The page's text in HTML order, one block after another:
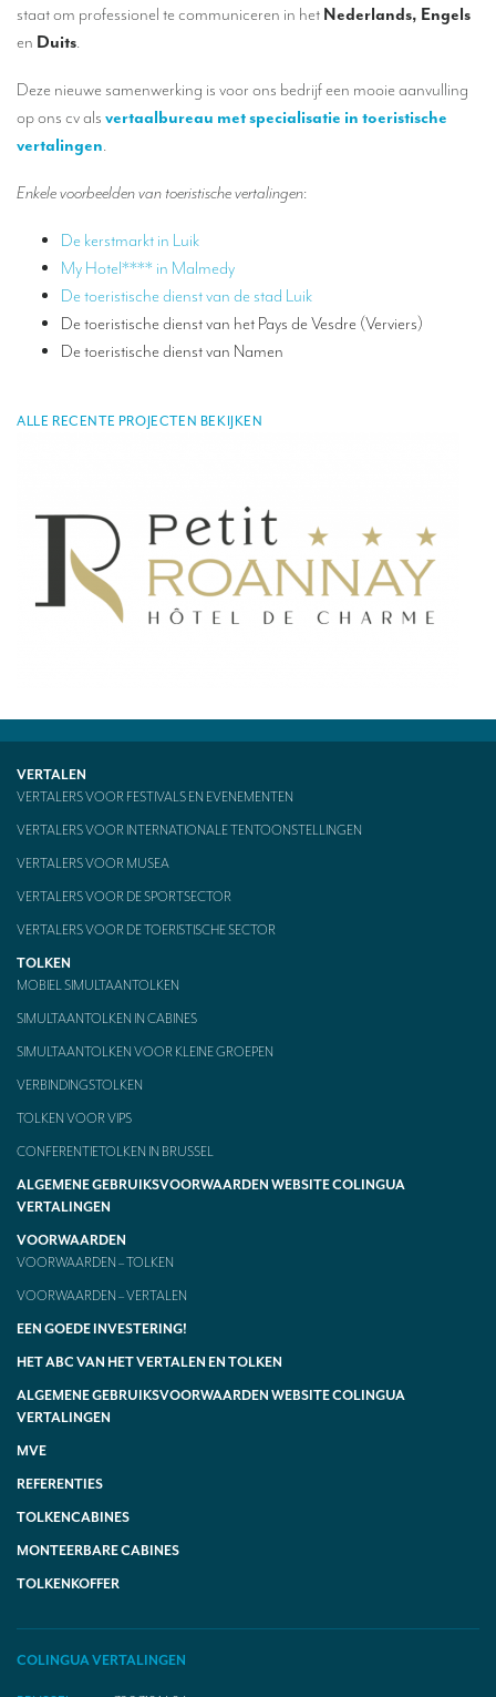
Referenties
Tolken
Simultaantolken op afstand
Een meertalige videoconferentie organiseren
Conferentietolken in Brussel
Mobiel simultaantolken
Hoeveel kost een conferentietolk?
TOLKMATERIAAL
Monteerbare cabines
staat om professionel te communiceren in het Nederlands, Engels
en Duits.
Deze nieuwe samenwerking is voor ons bedrijf een mooie aanvulling
op ons cv als vertaalbureau met specialisatie in toeristische
vertalingen.
Enkele voorbeelden van toeristische vertalingen:
De kerstmarkt in Luik
My Hotel**** in Malmedy
De toeristische dienst van de stad Luik
De toeristische dienst van het Pays de Vesdre (Verviers)
De toeristische dienst van Namen
ALLE RECENTE PROJECTEN BEKIJKEN
VERTALEN
VERTALERS VOOR FESTIVALS EN EVENEMENTEN
VERTALERS VOOR INTERNATIONALE TENTOONSTELLINGEN
VERTALERS VOOR MUSEA
VERTALERS VOOR DE SPORTSECTOR
VERTALERS VOOR DE TOERISTISCHE SECTOR
TOLKEN
MOBIEL SIMULTAANTOLKEN
SIMULTAANTOLKEN IN CABINES
SIMULTAANTOLKEN VOOR KLEINE GROEPEN
VERBINDINGSTOLKEN
TOLKEN VOOR VIPS
CONFERENTIETOLKEN IN BRUSSEL
ALGEMENE GEBRUIKSVOORWAARDEN WEBSITE COLINGUA
VERTALINGEN
VOORWAARDEN
VOORWAARDEN – TOLKEN
VOORWAARDEN – VERTALEN
EEN GOEDE INVESTERING!
HET ABC VAN HET VERTALEN EN TOLKEN
ALGEMENE GEBRUIKSVOORWAARDEN WEBSITE COLINGUA
VERTALINGEN
MVE
REFERENTIES
TOLKENCABINES
MONTEERBARE CABINES
TOLKENKOFFER
COLINGUA VERTALINGEN